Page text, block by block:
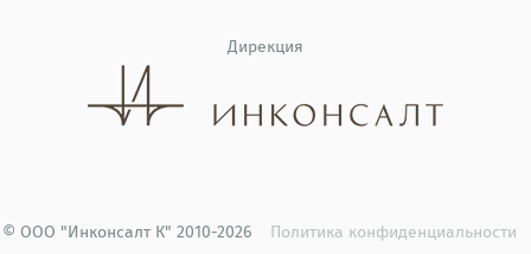
Дирекция
© ООО "Инконсалт К" 2010-2026 Политика конфиденциальности